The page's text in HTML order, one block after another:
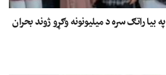
راتګ سره د میلیونونه وګړو ژوند بحران